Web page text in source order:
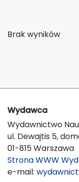
Brak wyników
Wydawca
Wydawnictwo
ul. Dewajtis 5,
01-815 Warszawa
Strona WWW
e-mail: